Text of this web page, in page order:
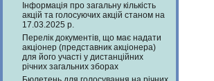
Інформація про загальну кількість
акцій та голосуючих акцій станом на
17.03.2025 р.
Перелік документів, що має надати
акціонер (представник акціонера)
для його участі у дистанційних
річних загальних зборах